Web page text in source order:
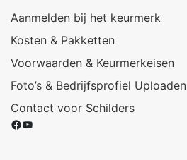
Aanmelden bij het keurmerk
Kosten & Pakketten
Voorwaarden & Keurmerkeisen
Foto’s & Bedrijfsprofiel Uploaden
Contact voor Schilders
Facebook
YouTube